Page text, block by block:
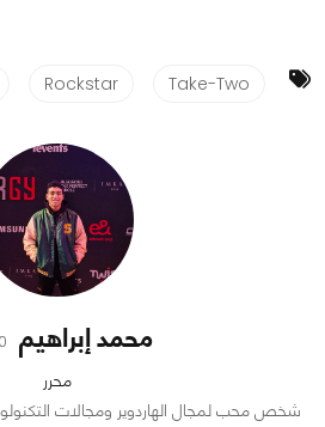
Take-Two
Rockstar
محمد إبراهيم 0 متابع
محرر
شخص محب لمجال الهاردوير ومجالات